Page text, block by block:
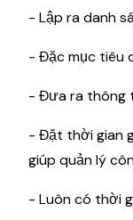
- Lập ra danh
- Đặc mục tiêu
- Đưa ra thông
- Đặt thời gian
giúp quản lý
- Luôn có thời